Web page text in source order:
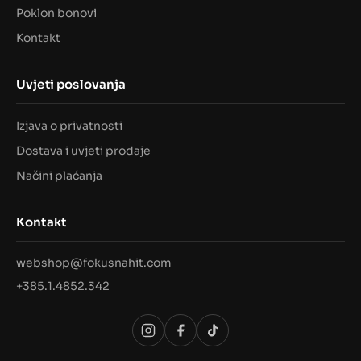
Poklon bonovi
Kontakt
Uvjeti poslovanja
Izjava o privatnosti
Dostava i uvjeti prodaje
Načini plaćanja
Kontakt
webshop@fokusnahit.com
+385.1.4852.342